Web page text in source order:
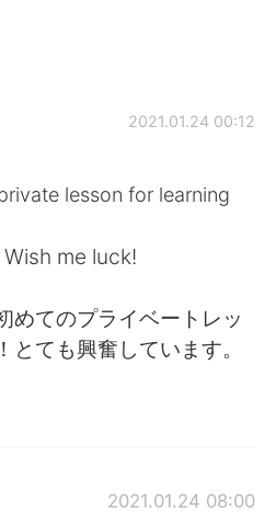
ษา
体中文
2021.01.24 00:12
lesson for learning
me luck!
めてのプライベートレッ
とても興奮しています。
2021.01.24 08:00